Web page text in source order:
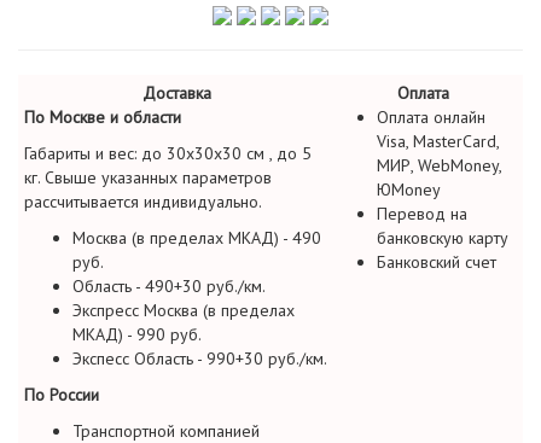
Доставка
Оплата
По Москве и области
Габариты и вес: до 30х30х30 см , до 5
кг. Свыше указанных параметров
рассчитывается индивидуально.
Москва (в пределах МКАД) - 490
руб.
Область - 490+30 руб./км.
Экспресс Москва (в пределах
МКАД) - 990 руб.
Экспесс Область - 990+30 руб./км.
По России
Транспортной компанией
Оплата онлайн
Visa, MasterCard,
МИР, WebMoney,
ЮMoney
Перевод на
банковскую карту
Банковский счет